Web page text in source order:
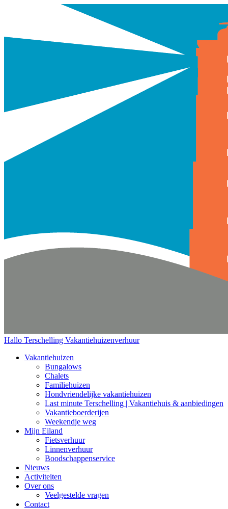
Hallo Terschelling Vakantiehuizenverhuur
Vakantiehuizen
Bungalows
Chalets
Familiehuizen
Hondvriendelijke vakantiehuizen
Last minute Terschelling | Vakantiehuis & aanbiedingen
Vakantieboerderijen
Weekendje weg
Mijn Eiland
Fietsverhuur
Linnenverhuur
Boodschappenservice
Nieuws
Activiteiten
Over ons
Veelgestelde vragen
Contact